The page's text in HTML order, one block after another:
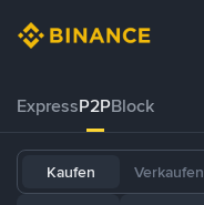
ExpressP2PBlock
Kaufen Verkaufen